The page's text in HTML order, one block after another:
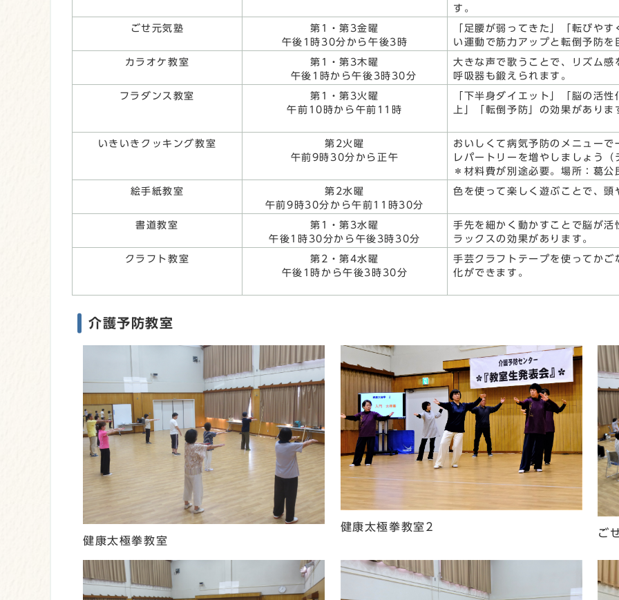
す。
ごせ元気塾
第1・第3金曜
午後1時30分から午後3時
「足腰が弱ってきた」「転びや
い運動で筋力アップと転倒予防を
カラオケ教室
第1・第3木曜
午後1時から午後3時30分
大きな声で歌うことで、リズム
呼吸器も鍛えられます。
フラダンス教室
第1・第3火曜
午前10時から午前11時
「下半身ダイエット」「脳の活
上」「転倒予防」の効果がありま
いきいきクッキング教室
第2火曜
午前9時30分から正午
おいしくて病気予防のメニューで
レパートリーを増やしましょう
＊材料費が別途必要。場所：葛公
絵手紙教室
第2水曜
午前9時30分から午前11時30分
色を使って楽しく遊ぶことで、
書道教室
第1・第3水曜
午後1時30分から午後3時30分
手先を細かく動かすことで脳が
ラックスの効果があります。
クラフト教室
第2・第4水曜
午後1時から午後3時30分
手芸クラフトテープを使ってか
化ができます。
介護予防教室
健康太極拳教室
健康太極拳教室2
ご